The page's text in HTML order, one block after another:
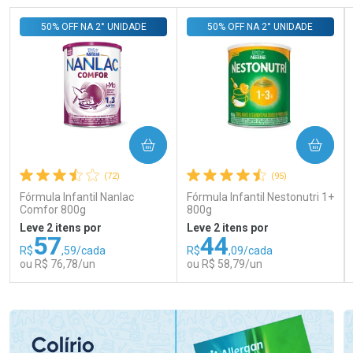
(72)
Fórmula Infantil Nanlac
Comfor 800g
50% OFF NA 2° UNIDADE
Leve 2 itens por
R$57,59/cada
ou R$ 76,78/un
COMPRAR
(95)
Fórmula Infantil Nestonutri 1+
800g
50% OFF NA 2° UNIDADE
Leve 2 itens por
R$44,09/cada
ou R$ 58,79/un
COMPRAR
Laboratório
Por Menos